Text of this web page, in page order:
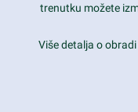
Copyright 2017FRESHFACE
trenutku možete
Više detalja o